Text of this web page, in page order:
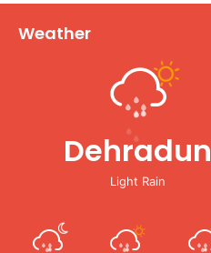
Weather
Dehradun
Light Rain